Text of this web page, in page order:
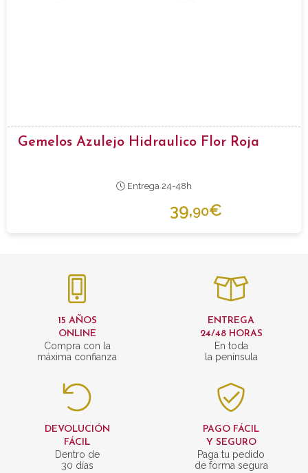
Gemelos Azulejo Hidraulico Flor Roja
Entrega 24-48h
39,90€
15 AÑOS
ONLINE
Compra con la
máxima confianza
ENTREGA
24/48 HORAS
En toda
la península
DEVOLUCIÓN
FÁCIL
Dentro de
30 días
PAGO FÁCIL
Y SEGURO
Paga tu pedido
de forma segura